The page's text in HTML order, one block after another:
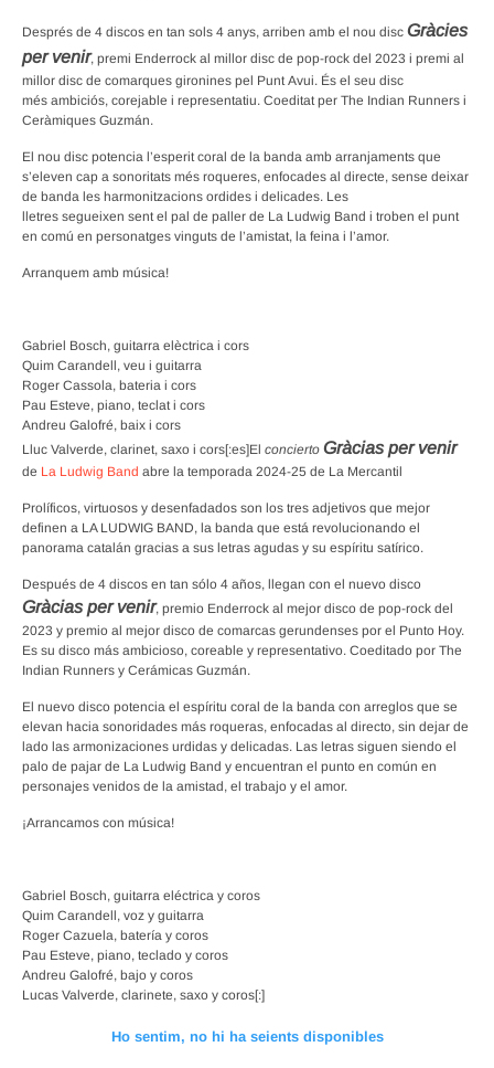
Després de 4 discos en tan sols 4 anys, arriben amb el nou disc Gràcies
per venir, premi Enderrock al millor disc de pop-rock del 2023 i premi al
millor disc de comarques gironines pel Punt Avui. És el seu disc
més ambiciós, corejable i representatiu. Coeditat per The Indian Runners i
Ceràmiques Guzmán.
El nou disc potencia l’esperit coral de la banda amb arranjaments que
s’eleven cap a sonoritats més roqueres, enfocades al directe, sense deixar
de banda les harmonitzacions ordides i delicades. Les
lletres segueixen sent el pal de paller de La Ludwig Band i troben el punt
en comú en personatges vinguts de l’amistat, la feina i l’amor.
Arranquem amb música!
Gabriel Bosch, guitarra elèctrica i cors
Quim Carandell, veu i guitarra
Roger Cassola, bateria i cors
Pau Esteve, piano, teclat i cors
Andreu Galofré, baix i cors
Lluc Valverde, clarinet, saxo i cors[:es]El concierto Gràcias per venir
de La Ludwig Band abre la temporada 2024-25 de La Mercantil
Prolíficos, virtuosos y desenfadados son los tres adjetivos que mejor
definen a LA LUDWIG BAND, la banda que está revolucionando el
panorama catalán gracias a sus letras agudas y su espíritu satírico.
Después de 4 discos en tan sólo 4 años, llegan con el nuevo disco
Gràcias per venir, premio Enderrock al mejor disco de pop-rock del
2023 y premio al mejor disco de comarcas gerundenses por el Punto Hoy.
Es su disco más ambicioso, coreable y representativo. Coeditado por The
Indian Runners y Cerámicas Guzmán.
El nuevo disco potencia el espíritu coral de la banda con arreglos que se
elevan hacia sonoridades más roqueras, enfocadas al directo, sin dejar de
lado las armonizaciones urdidas y delicadas. Las letras siguen siendo el
palo de pajar de La Ludwig Band y encuentran el punto en común en
personajes venidos de la amistad, el trabajo y el amor.
¡Arrancamos con música!
Gabriel Bosch, guitarra eléctrica y coros
Quim Carandell, voz y guitarra
Roger Cazuela, batería y coros
Pau Esteve, piano, teclado y coros
Andreu Galofré, bajo y coros
Lucas Valverde, clarinete, saxo y coros[:]
Ho sentim, no hi ha seients disponibles